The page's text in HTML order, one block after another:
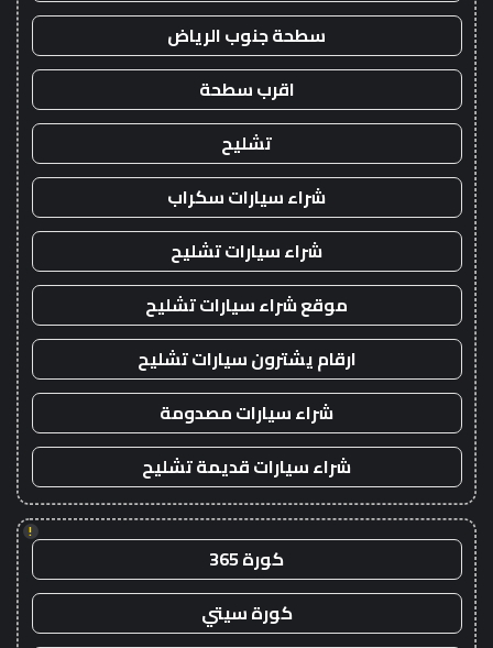
سطحة جنوب الرياض
اقرب سطحة
تشليح
شراء سيارات سكراب
شراء سيارات تشليح
موقع شراء سيارات تشليح
ارقام يشترون سيارات تشليح
شراء سيارات مصدومة
شراء سيارات قديمة تشليح
!
كورة 365
كورة سيتي